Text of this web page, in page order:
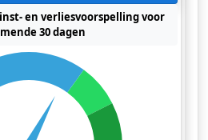
en verliesvoorspelling voor
30 dagen